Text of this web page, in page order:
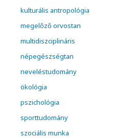
kulturális antropológia
megelőző orvostan
multidiszciplináris
népegészségtan
neveléstudomány
ökológia
pszichológia
sporttudomány
szociális munka